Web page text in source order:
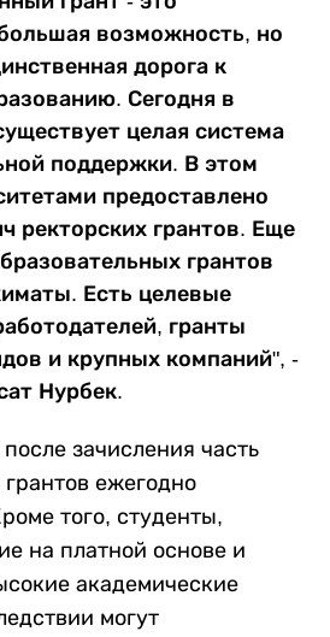
возможность, но
дорога к
Сегодня в
целая система
поддержки. В этом
предоставлено
ректорских грантов. Еще
грантов
Есть целевые
гранты
и крупных компаний", -
Нурбек.
зачисления часть
ежегодно
того, студенты,
на платной основе и
академические
могут